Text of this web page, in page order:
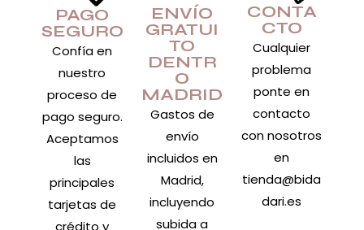
PAGO
SEGURO
Confía en
nuestro
proceso de
pago seguro.
Aceptamos
las
principales
tarjetas de
crédito y
ENVÍO
GRATUI
TO
DENTR
O
MADRID
Gastos de
envío
incluidos en
Madrid,
incluyendo
subida a
CONTA
CTO
Cualquier
problema
ponte en
contacto
con nosotros
en
tienda@bida
dari.es